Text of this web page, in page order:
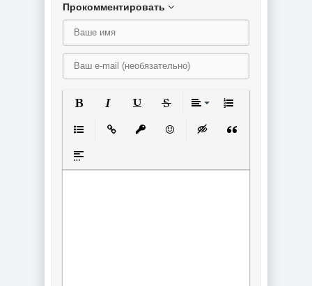
Прокомментировать
Вставка спойлера